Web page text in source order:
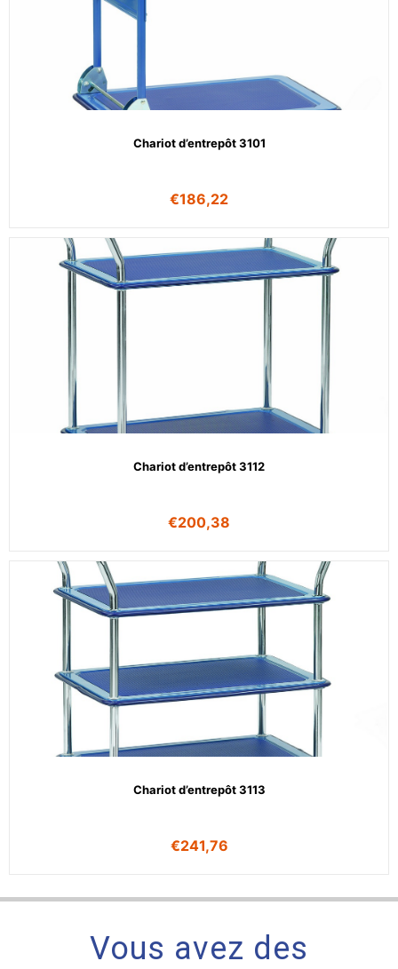
Chariot d’entrepôt 3101
€186,22
Chariot d’entrepôt 3112
€200,38
Chariot d’entrepôt 3113
€241,76
Vous avez des